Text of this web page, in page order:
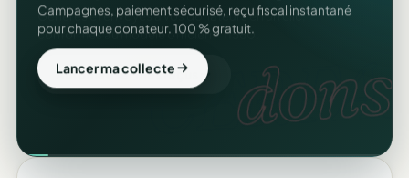
dons.
Campagnes, paiement sécurisé, reçu fiscal instantané
pour chaque donateur. 100 % gratuit.
Lancer ma collecte